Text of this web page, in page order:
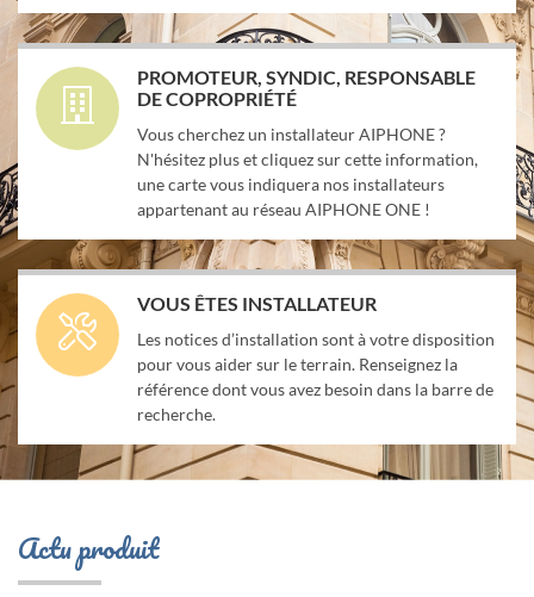
PROMOTEUR, SYNDIC, RESPONSABLE
DE COPROPRIÉTÉ
Vous cherchez un installateur AIPHONE ?
N'hésitez plus et cliquez sur cette information,
une carte vous indiquera nos installateurs
appartenant au réseau AIPHONE ONE !
VOUS ÊTES INSTALLATEUR
Les notices d’installation sont à votre disposition
pour vous aider sur le terrain. Renseignez la
référence dont vous avez besoin dans la barre de
recherche.
Actu produit